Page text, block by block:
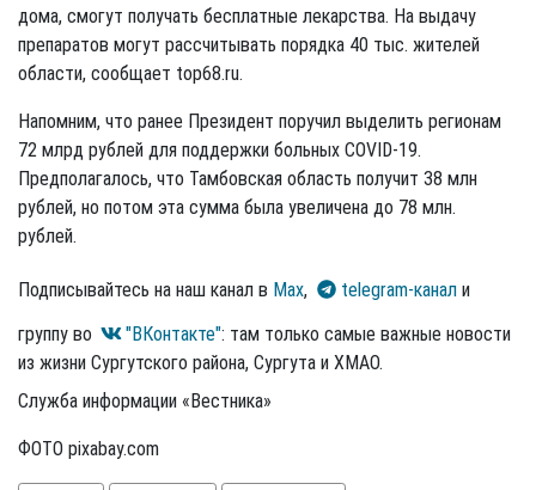
дома, смогут получать бесплатные лекарства. На выдачу
препаратов могут рассчитывать порядка 40 тыс. жителей
области, сообщает top68.ru.
Напомним, что ранее Президент поручил выделить регионам
72 млрд рублей для поддержки больных COVID-19.
Предполагалось, что Тамбовская область получит 38 млн
рублей, но потом эта сумма была увеличена до 78 млн.
рублей.
Подписывайтесь на наш канал в Max, telegram-канал и
группу во
"ВКонтакте": там только самые важные новости
из жизни Сургутского района, Сургута и ХМАО.
Служба информации «Вестника»
ФОТО pixabay.com